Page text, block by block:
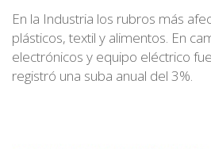
En la Industria los rubros más
plásticos, textil y alimentos. En
electrónicos y equipo eléctrico
registró una suba anual del 3%.